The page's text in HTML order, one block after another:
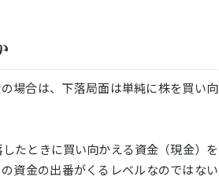
場合は、下落局面は単純に株を買い向
たときに買い向かえる資金（現金）を
資金の出番がくるレベルなのではない